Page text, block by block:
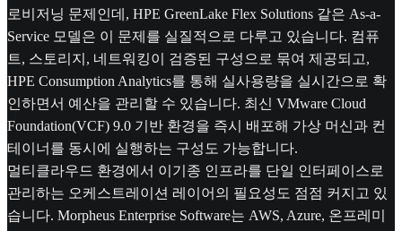
로비저닝 문제인데, HPE GreenLake Flex Solutions 같은 As-a-
Service 모델은 이 문제를 실질적으로 다루고 있습니다. 컴퓨
트, 스토리지, 네트워킹이 검증된 구성으로 묶여 제공되고,
HPE Consumption Analytics를 통해 실사용량을 실시간으로 확
인하면서 예산을 관리할 수 있습니다. 최신 VMware Cloud
Foundation(VCF) 9.0 기반 환경을 즉시 배포해 가상 머신과 컨
테이너를 동시에 실행하는 구성도 가능합니다.
멀티클라우드 환경에서 이기종 인프라를 단일 인터페이스로
관리하는 오케스트레이션 레이어의 필요성도 점점 커지고 있
습니다. Morpheus Enterprise Software는 AWS, Azure, 온프레미